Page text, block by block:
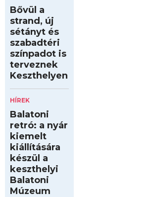
Bővül a
strand, új
sétányt és
szabadtéri
színpadot is
terveznek
Keszthelyen
HÍREK
Balatoni
retró: a nyár
kiemelt
kiállítására
készül a
keszthelyi
Balatoni
Múzeum